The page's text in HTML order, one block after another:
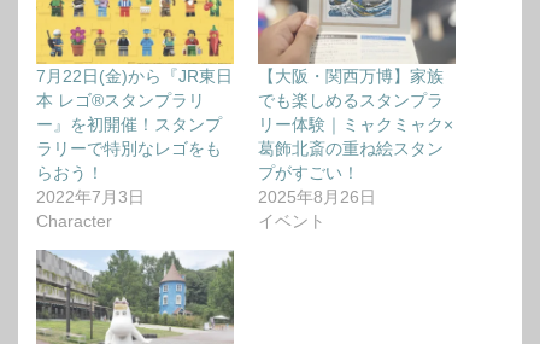
7月22日(金)から『JR東日
本 レゴ®スタンプラリ
ー』を初開催！スタンプ
ラリーで特別なレゴをも
らおう！
2022年7月3日
Character
【大阪・関西万博】家族
でも楽しめるスタンプラ
リー体験｜ミャクミャク×
葛飾北斎の重ね絵スタン
プがすごい！
2025年8月26日
イベント